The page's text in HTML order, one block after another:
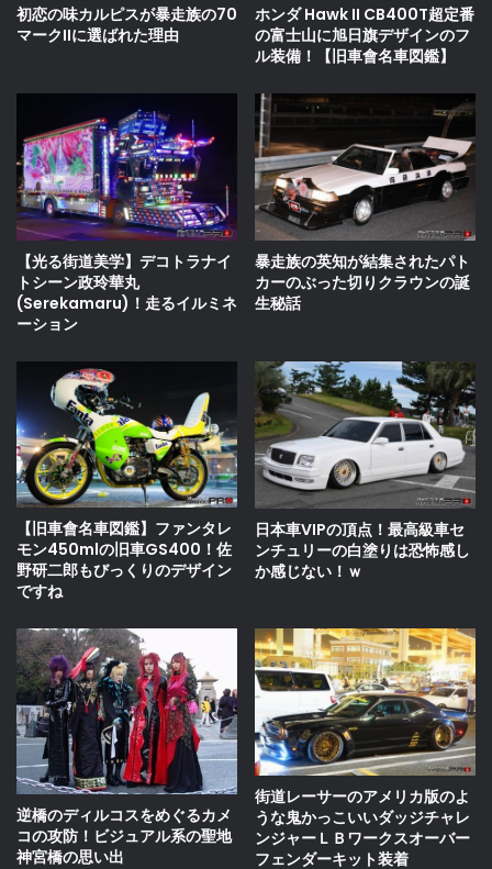
初恋の味カルピスが暴走族の70
マークIIに選ばれた理由
ホンダ Hawk II CB400T超定番
の富士山に旭日旗デザインのフ
ル装備！【旧車會名車図鑑】
【光る街道美学】デコトラナイ
トシーン政玲華丸
(Serekamaru)！走るイルミネ
ーション
暴走族の英知が結集されたパト
カーのぶった切りクラウンの誕
生秘話
【旧車會名車図鑑】ファンタレ
モン450mlの旧車GS400！佐
野研二郎もびっくりのデザイン
ですね
日本車VIPの頂点！最高級車セ
ンチュリーの白塗りは恐怖感し
か感じない！ｗ
逆橋のディルコスをめぐるカメ
コの攻防！ビジュアル系の聖地
神宮橋の思い出
街道レーサーのアメリカ版のよ
うな鬼かっこいいダッジチャレ
ンジャーＬＢワークスオーバー
フェンダーキット装着